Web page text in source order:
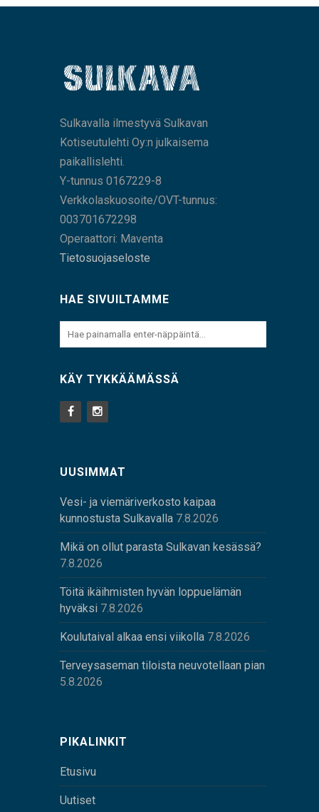
Sulkavalla ilmestyvä Sulkavan
Kotiseutulehti Oy:n julkaisema
paikallislehti.
Y-tunnus 0167229-8
Verkkolaskuosoite/OVT-tunnus:
003701672298
Operaattori: Maventa
Tietosuojaseloste
HAE SIVUILTAMME
KÄY TYKKÄÄMÄSSÄ
UUSIMMAT
Vesi- ja viemäriverkosto kaipaa
kunnostusta Sulkavalla 7.8.2026
Mikä on ollut parasta Sulkavan kesässä?
7.8.2026
Töitä ikäihmisten hyvän loppuelämän
hyväksi 7.8.2026
Koulutaival alkaa ensi viikolla 7.8.2026
Terveysaseman tiloista neuvotellaan pian
5.8.2026
PIKALINKIT
Etusivu
Uutiset